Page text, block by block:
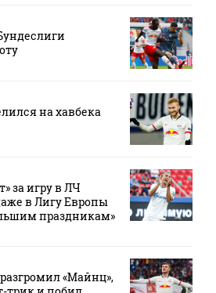
на хавбека
за игру в ЛЧ
в Лигу Европы
праздникам»
«Майнц»,